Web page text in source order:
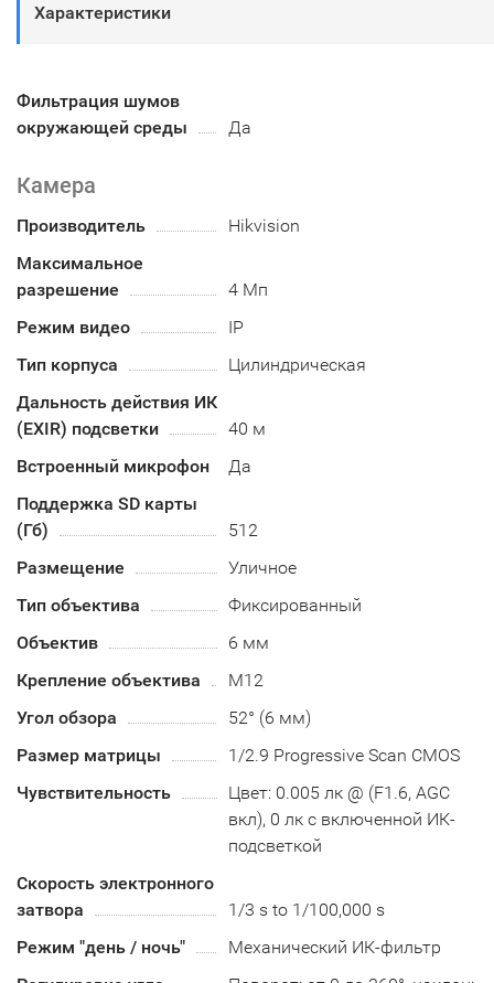
Характеристики
Фильтрация шумов
окружающей среды
Да
Камера
Производитель
Hikvision
Максимальное
разрешение
4 Мп
Режим видео
IP
Тип корпуса
Цилиндрическая
Дальность действия ИК
(EXIR) подсветки
40 м
Встроенный микрофон
Да
Поддержка SD карты
(Гб)
512
Размещение
Уличное
Тип объектива
Фиксированный
Объектив
6 мм
Крепление объектива
М12
Угол обзора
52° (6 мм)
Размер матрицы
1/2.9 Progressive Scan CMOS
Чувствительность
Цвет: 0.005 лк @ (F1.6, AGC
вкл), 0 лк с включенной ИК-
подсветкой
Скорость электронного
затвора
1/3 s to 1/100,000 s
Режим "день / ночь"
Механический ИК-фильтр